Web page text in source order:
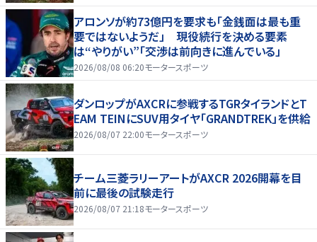
アロンソが約73億円を要求も「金銭面は最も重
要ではないようだ」 現役続行を決める要素
は“やりがい”「交渉は前向きに進んでいる」
2026/08/08 06:20モータースポーツ
ダンロップがAXCRに参戦するTGRタイランドとT
EAM TEINにSUV用タイヤ「GRANDTREK」を供給
2026/08/07 22:00モータースポーツ
チーム三菱ラリーアートがAXCR 2026開幕を目
前に最後の試験走行
2026/08/07 21:18モータースポーツ